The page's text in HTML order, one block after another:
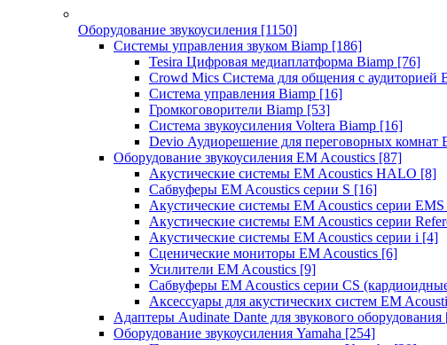
Оборудование звукоусиления [1150]
Системы управления звуком Biamp [186]
Tesira Цифровая медиаплатформа Biamp [76]
Crowd Mics Система для общения с аудиторией
Система управления Biamp [16]
Громкоговорители Biamp [53]
Система звукоусиления Voltera Biamp [16]
Devio Аудиорешение для переговорных комнат
Оборудование звукоусиления EM Acoustics [87]
Акустические системы EM Acoustics HALO [8]
Сабвуферы EM Acoustics серии S [16]
Акустические системы EM Acoustics серии EMS
Акустические системы EM Acoustics серии
Акустические системы EM Acoustics серии i [4]
Сценические мониторы EM Acoustics [6]
Усилители EM Acoustics [9]
Сабвуферы EM Acoustics серии CS
Аксессуары для акустических систем EM
Адаптеры Audinate Dante для звукового оборудования
Оборудование звукоусиления Yamaha [254]